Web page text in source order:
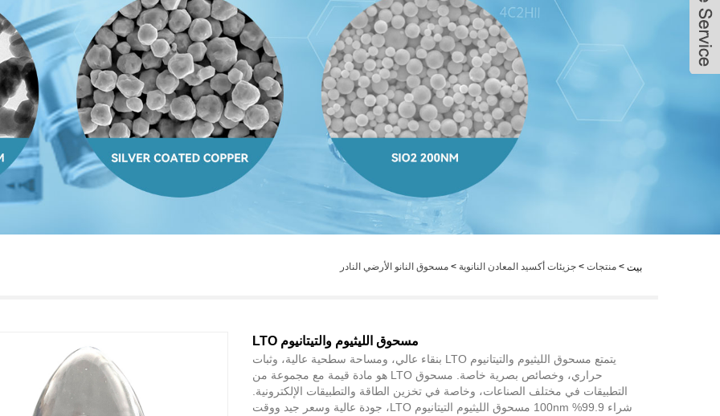
بيت > منتجات > جزيئات أكسيد المعادن النانوية > مسحوق النانو الأرضي النادر
مسحوق الليثيوم والتيتانيوم LTO
يتمتع مسحوق الليثيوم والتيتانيوم LTO بنقاء عالي، ومساحة سطحية عالية، وثبات
حراري، وخصائص بصرية خاصة. مسحوق LTO هو مادة قيمة مع مجموعة من
التطبيقات في مختلف الصناعات، وخاصة في تخزين الطاقة والتطبيقات الإلكترونية.
شراء 99.9% 100nm مسحوق الليثيوم التيتانيوم LTO، جودة عالية وسعر جيد ووقت